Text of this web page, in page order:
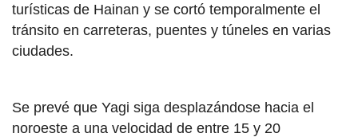
turísticas de Hainan y se cortó temporalmente el
tránsito en carreteras, puentes y túneles en varias
ciudades.
Se prevé que Yagi siga desplazándose hacia el
noroeste a una velocidad de entre 15 y 20